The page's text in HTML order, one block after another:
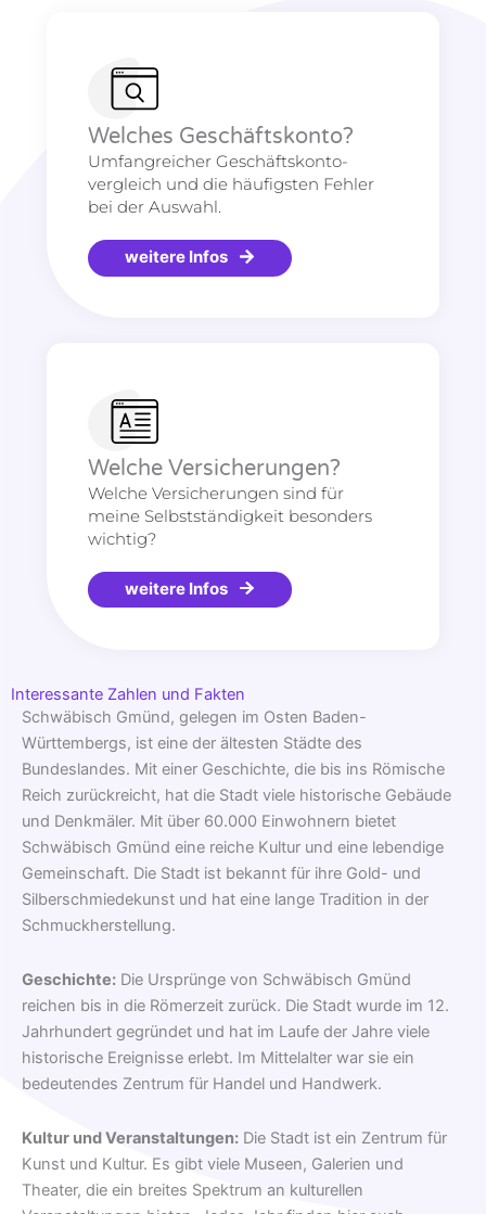
Welches Geschäftskonto?
Umfangreicher Geschäftskonto-
vergleich und die häufigsten Fehler
bei der Auswahl.
weitere Infos
Welche Versicherungen?
Welche Versicherungen sind für
meine Selbstständigkeit besonders
wichtig?
weitere Infos
Interessante Zahlen und Fakten
Schwäbisch Gmünd, gelegen im Osten Baden-
Württembergs, ist eine der ältesten Städte des
Bundeslandes. Mit einer Geschichte, die bis ins Römische
Reich zurückreicht, hat die Stadt viele historische Gebäude
und Denkmäler. Mit über 60.000 Einwohnern bietet
Schwäbisch Gmünd eine reiche Kultur und eine lebendige
Gemeinschaft. Die Stadt ist bekannt für ihre Gold- und
Silberschmiedekunst und hat eine lange Tradition in der
Schmuckherstellung.
Geschichte: Die Ursprünge von Schwäbisch Gmünd
reichen bis in die Römerzeit zurück. Die Stadt wurde im 12.
Jahrhundert gegründet und hat im Laufe der Jahre viele
historische Ereignisse erlebt. Im Mittelalter war sie ein
bedeutendes Zentrum für Handel und Handwerk.
Kultur und Veranstaltungen: Die Stadt ist ein Zentrum für
Kunst und Kultur. Es gibt viele Museen, Galerien und
Theater, die ein breites Spektrum an kulturellen